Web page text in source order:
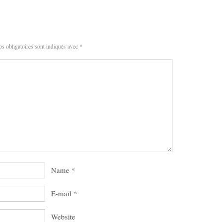
obligatoires sont indiqués avec *
Name *
E-mail *
Website